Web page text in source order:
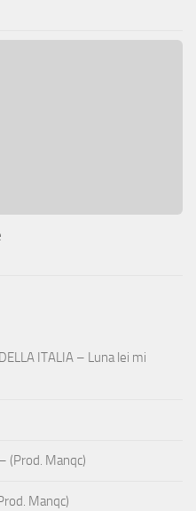
ITALIA – Luna lei mi
(Prod. Manqc)
Manqc)